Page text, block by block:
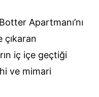
Apartmanı’nı
çıkaran
iç içe geçtiği
ve mimari